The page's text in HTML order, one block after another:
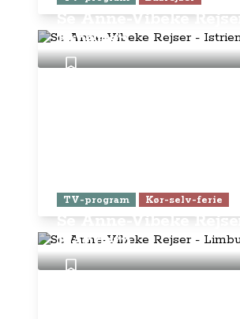
Se Anne-Vibeke
Kroatien
TV-program Kør-selv-ferie
Se Anne-Vibeke
Flandern